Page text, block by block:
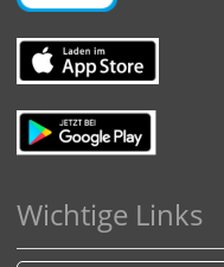
Wichtige Links